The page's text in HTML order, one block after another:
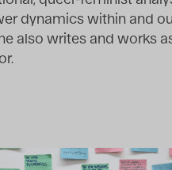
2020
2022
dynamics within and
also writes and works